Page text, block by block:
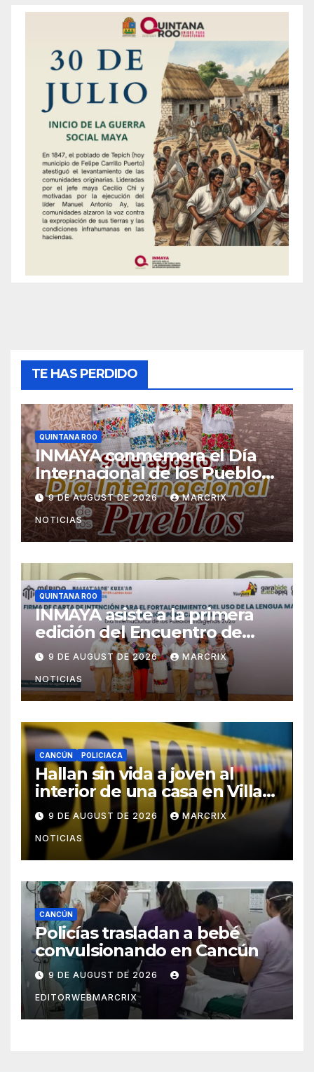
TE HAS PERDIDO
QUINTANA ROO
INMAYA conmemora el Día
Internacional de los Pueblos
Indígenas en Quintana Roo
9 DE AUGUST DE 2026 MARCRIX
NOTICIAS
QUINTANA ROO
INMAYA asiste a la primera
edición del Encuentro de
Municipios por la Lengua
Maya
9 DE AUGUST DE 2026 MARCRIX
NOTICIAS
CANCÚN POLICIACA
Hallan sin vida a joven al
interior de una casa en Villas
Otoch de Cancún
9 DE AUGUST DE 2026 MARCRIX
NOTICIAS
CANCÚN
Policías trasladan a bebé
convulsionando en Cancún
9 DE AUGUST DE 2026
EDITORWEBMARCRIX